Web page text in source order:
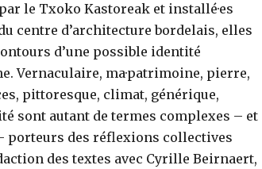
le Txoko Kastoreak et installé·es
centre d’architecture bordelais, elles
d’une possible identité
Vernaculaire, ma·patrimoine, pierre,
pittoresque, climat, générique,
sont autant de termes complexes – et
porteurs des réflexions collectives
des textes avec Cyrille Beirnaert,